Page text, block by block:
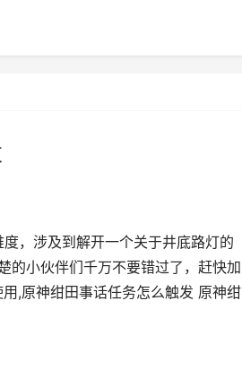
，涉及到解开一个关于井底路灯的
的小伙伴们千万不要错过了，赶快加
,原神绀田事话任务怎么触发 原神绀